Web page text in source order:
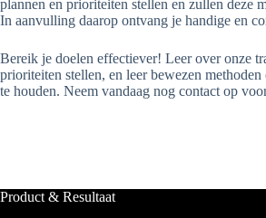
plannen en prioriteiten stellen en zullen deze
In aanvulling daarop ontvang je handige en
Bereik je doelen effectiever! Leer over onze
prioriteiten stellen, en leer bewezen
te houden. Neem vandaag nog contact op
Product & Resultaat